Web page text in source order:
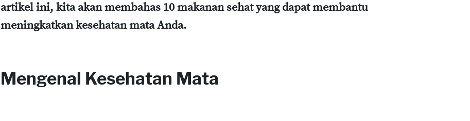
artikel ini, kita akan membahas 10 makanan sehat yang dapat membantu
meningkatkan kesehatan mata Anda.
Mengenal Kesehatan Mata